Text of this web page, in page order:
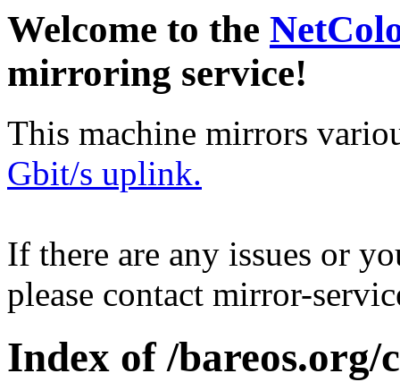
Welcome to the
mirroring service!
This machine mirrors
Gbit/s uplink.
If there are any issues or
please contact mirror-
Index of /